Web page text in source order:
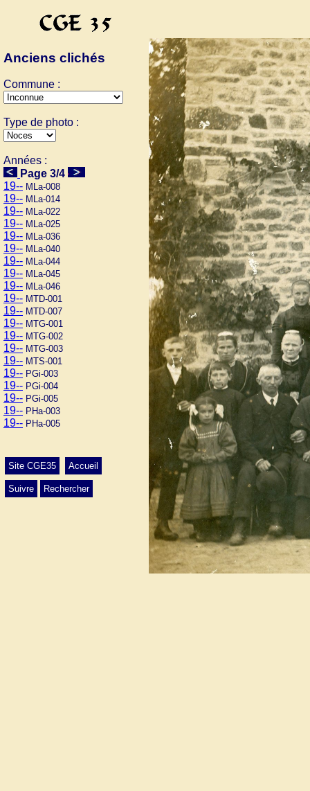
Anciens clichés
Commune :
Type de photo :
Années :
Page 3/4
19-- MLa-008
19-- MLa-014
19-- MLa-022
19-- MLa-025
19-- MLa-036
19-- MLa-040
19-- MLa-044
19-- MLa-045
19-- MLa-046
19-- MTD-001
19-- MTD-007
19-- MTG-001
19-- MTG-002
19-- MTG-003
19-- MTS-001
19-- PGi-003
19-- PGi-004
19-- PGi-005
19-- PHa-003
19-- PHa-005
Site CGE35 Accueil
Suivre Rechercher